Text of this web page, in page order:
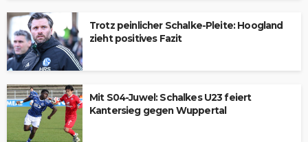
Trotz peinlicher Schalke-Pleite: Hoogland
zieht positives Fazit
Mit S04-Juwel: Schalkes U23 feiert
Kantersieg gegen Wuppertal